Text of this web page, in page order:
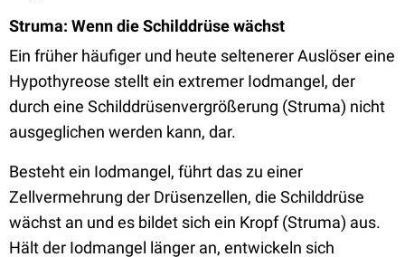
Struma: Wenn die Schilddrüse wächst
Ein früher häufiger und heute seltenerer Auslöser eine
Hypothyreose stellt ein extremer Iodmangel, der
durch eine Schilddrüsenvergrößerung (Struma) nicht
ausgeglichen werden kann, dar.
Besteht ein Iodmangel, führt das zu einer
Zellvermehrung der Drüsenzellen, die Schilddrüse
wächst an und es bildet sich ein Kropf (Struma) aus.
Hält der Iodmangel länger an, entwickeln sich